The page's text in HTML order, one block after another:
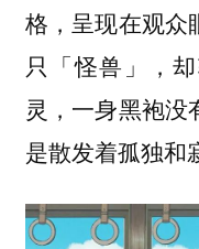
格，呈现在观众
只「怪兽」，
灵，一身黑袍没
是散发着孤独和